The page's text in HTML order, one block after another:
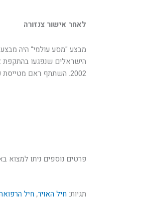
לאחר אישור צנזורה
מבצע "מסע עולמי" היה
2002. השתתף ראם מטייסת 120,זוג קרנפים מטייסת 103 וזוג קרנפים מטייסת 131.
פרטים נוספים ניתו למצוא
תגיות: חיל האויר, חיל